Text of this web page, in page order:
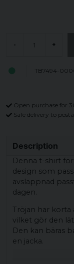
- +
TB7494-
Open purchase for
Safe delivery to
Description
Denna t-shirt
design som
avslappnad
dagen.
Tröjan har korta
vilket gör den
Den kan bäras
en jacka.